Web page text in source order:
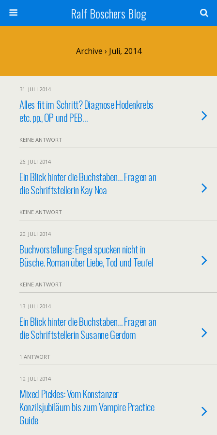
Ralf Boschers Blog
Archive › Juli, 2014
31. JULI 2014
Alles fit im Schritt? Diagnose Hodenkrebs
etc. pp., OP und PEB…
KEINE ANTWORT
26. JULI 2014
Ein Blick hinter die Buchstaben… Fragen an
die Schriftstellerin Kay Noa
KEINE ANTWORT
20. JULI 2014
Buchvorstellung: Engel spucken nicht in
Büsche. Roman über Liebe, Tod und Teufel
KEINE ANTWORT
13. JULI 2014
Ein Blick hinter die Buchstaben… Fragen an
die Schriftstellerin Susanne Gerdom
1 ANTWORT
10. JULI 2014
Mixed Pickles: Vom Konstanzer
Konzilsjubiläum bis zum Vampire Practice
Guide